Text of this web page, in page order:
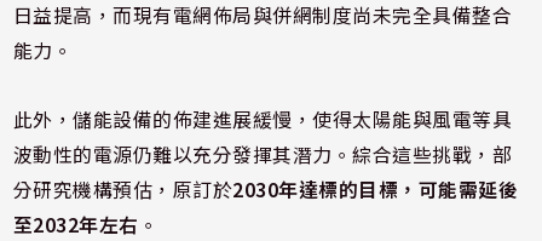
日益提高，而現有電網佈局與併網制度尚未完全具備整合
能力。
此外，儲能設備的佈建進展緩慢，使得太陽能與風電等具
波動性的電源仍難以充分發揮其潛力。綜合這些挑戰，部
分研究機構預估，原訂於2030年達標的目標，可能需延後
至2032年左右 。